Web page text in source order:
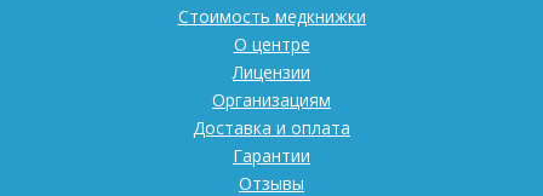
Стоимость медкнижки
О центре
Лицензии
Организациям
Доставка и оплата
Гарантии
Отзывы